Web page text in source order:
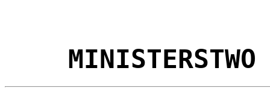
MINISTERSTWO